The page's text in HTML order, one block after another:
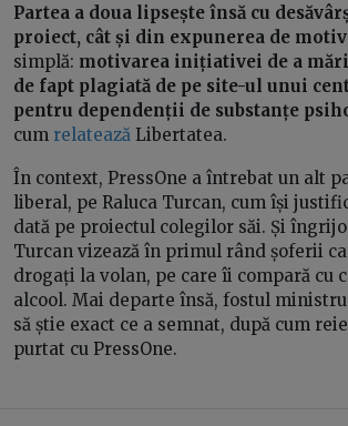
Partea a doua lipsește însă cu
proiect, cât și din expunerea de
simplă: motivarea inițiativei de a
de fapt plagiată de pe site-ul unui
pentru dependenții de substanțe
cum relatează Libertatea.
În context, PressOne a întrebat un alt
liberal, pe Raluca Turcan, cum își
dată pe proiectul colegilor săi. Și
Turcan vizează în primul rând șoferii
drogați la volan, pe care îi compară cu
alcool. Mai departe însă, fostul
să știe exact ce a semnat, după cum
purtat cu PressOne.